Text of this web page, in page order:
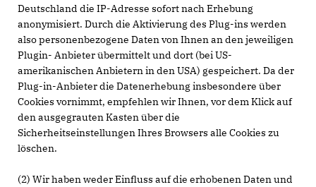
Deutschland die IP-Adresse sofort nach Erhebung
anonymisiert. Durch die Aktivierung des Plug-ins werden
also personenbezogene Daten von Ihnen an den jeweiligen
Plugin- Anbieter übermittelt und dort (bei US-
amerikanischen Anbietern in den USA) gespeichert. Da der
Plug-in-Anbieter die Datenerhebung insbesondere über
Cookies vornimmt, empfehlen wir Ihnen, vor dem Klick auf
den ausgegrauten Kasten über die
Sicherheitseinstellungen Ihres Browsers alle Cookies zu
löschen.
(2) Wir haben weder Einfluss auf die erhobenen Daten und